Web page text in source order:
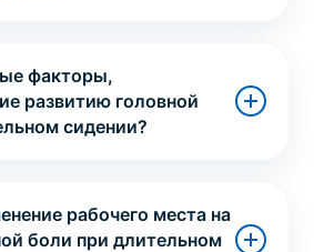
факторы,
развитию головной
сидении?
рабочего места на
боли при длительном